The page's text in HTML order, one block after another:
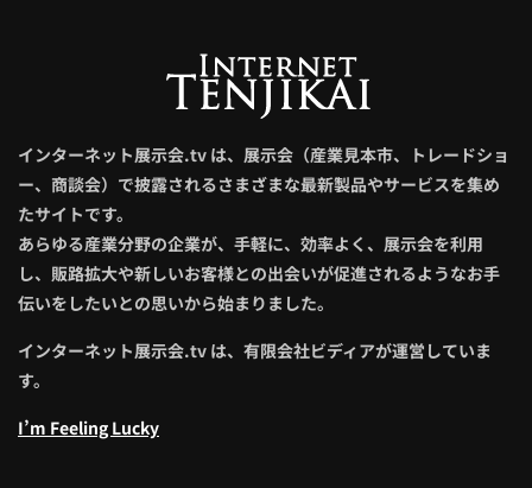
インターネット展示会.tv は、展示会（産業見本市、トレードショ
ー、商談会）で披露されるさまざまな最新製品やサービスを集め
たサイトです。
あらゆる産業分野の企業が、手軽に、効率よく、展示会を利用
し、販路拡大や新しいお客様との出会いが促進されるようなお手
伝いをしたいとの思いから始まりました。
インターネット展示会.tv は、有限会社ビディアが運営していま
す。
I’m Feeling Lucky